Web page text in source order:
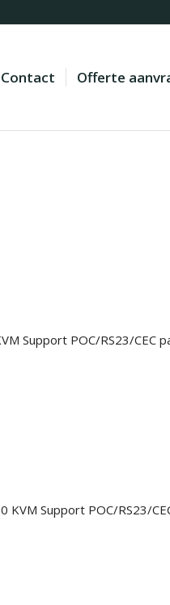
Contact Offerte
Support POC/RS23/CEC
KVM Support POC/RS23/